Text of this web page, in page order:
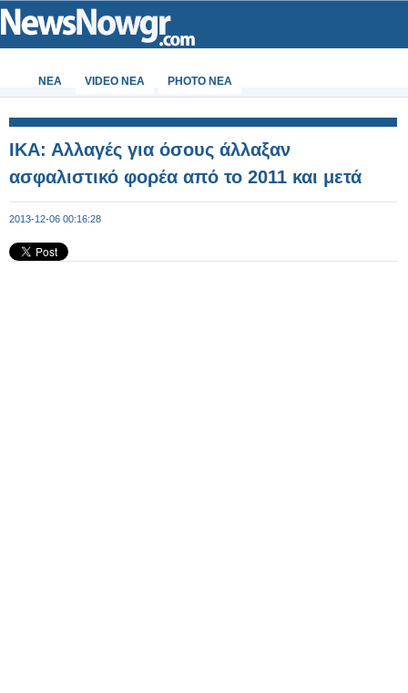
ΝΕΑ VIDEO NEA PHOTO NEA
ΙΚΑ: Αλλαγές για όσους άλλαξαν
ασφαλιστικό φορέα από το 2011 και μετά
2013-12-06 00:16:28